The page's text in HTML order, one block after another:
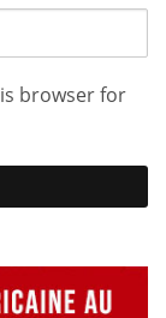
browser for